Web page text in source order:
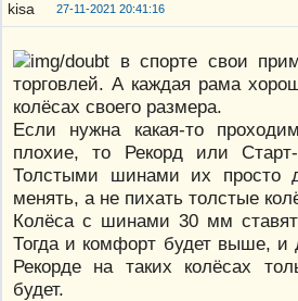
27-11-2021 20:41:16
в спорте свои
торговлей. А каждая рама
колёсах своего размера.
Если нужна какая-то
плохие, то Рекорд или
Толстыми шинами их просто
менять, а не пихать толстые
Колёса с шинами 30 мм
Тогда и комфорт будет выше, и
Рекорде на таких колёсах
будет.